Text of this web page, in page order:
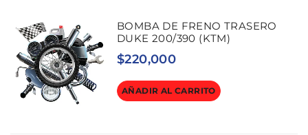
BOMBA DE FRENO TRASERO
DUKE 200/390 (KTM)
$220,000
AÑADIR AL CARRITO